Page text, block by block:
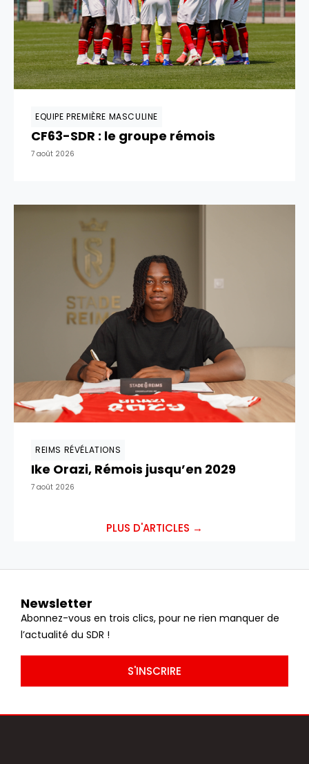
EQUIPE PREMIÈRE MASCULINE
CF63-SDR : le groupe rémois
7 août 2026
REIMS RÉVÉLATIONS
Ike Orazi, Rémois jusqu’en 2029
7 août 2026
PLUS D'ARTICLES →
Newsletter
Abonnez-vous en trois clics, pour ne rien manquer de
l’actualité du SDR !
S'INSCRIRE